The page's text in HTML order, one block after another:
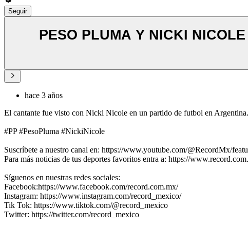
Seguir
PESO PLUMA Y NICKI
hace 3 años
El cantante fue visto con Nicki Nicole en un partido de futbol en Argentina.
#PP #PesoPluma #NickiNicole
Suscríbete a nuestro canal en: https://www.youtube.com/@RecordMx/
Para más noticias de tus deportes favoritos entra a: https://
Síguenos en nuestras redes sociales:
Facebook:https://www.facebook.com/record.com.mx/
Instagram: https://www.instagram.com/record_mexico/
Tik Tok: https://www.tiktok.com/@record_mexico
Twitter: https://twitter.com/record_mexico